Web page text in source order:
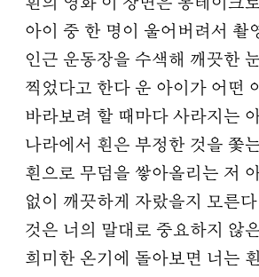
아이 중 한 명이 울어버려서 촬
인근 운동장을 수색해 깨끗한
찍었다고 한다 운 아이가 어떤
바라보려 할 때마다 사라지는
나라에서 흰은 부정한 것을 쫓
흰으로 무덤을 쌓아올리는 저
없이 깨끗하게 자랐을지 모른
것은 너의 말대로 중요하지 않
희미한 온기에 돌아보면 너는